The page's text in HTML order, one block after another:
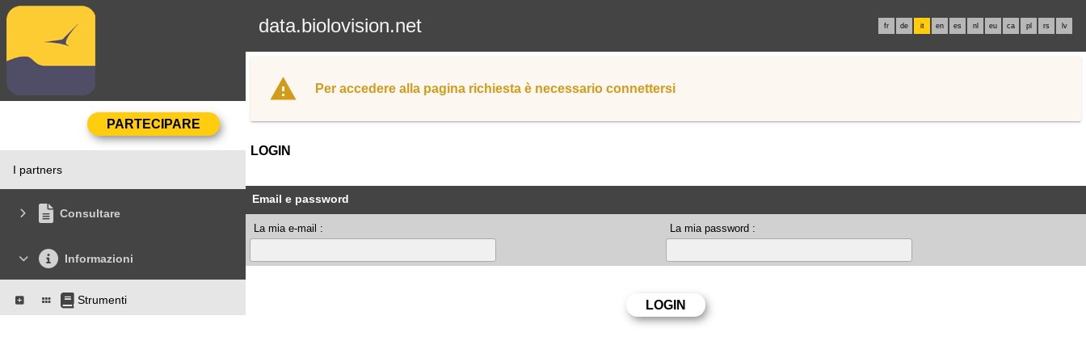
data.biolovision.net fr de it en es nl eu ca pl rs lv
I partners
Consultare
Informazioni
Strumenti
Per accedere alla pagina richiesta è necessario connettersi
LOGIN
Email e password
La mia e-mail : La mia password :